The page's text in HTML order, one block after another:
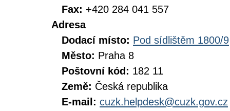
Fax: +420 284 041 557
Adresa
Dodací místo: Pod sídlištěm 1800/9
Město: Praha 8
Poštovní kód: 182 11
Země: Česká republika
E-mail: cuzk.helpdesk@cuzk.gov.cz